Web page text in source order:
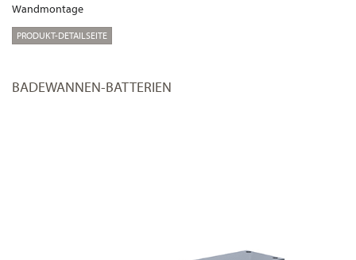
Wandmontage
PRODUKT-DETAILSEITE
BADEWANNEN-BATTERIEN